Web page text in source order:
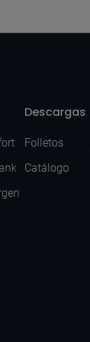
Descargas
Folletos
Catálogo